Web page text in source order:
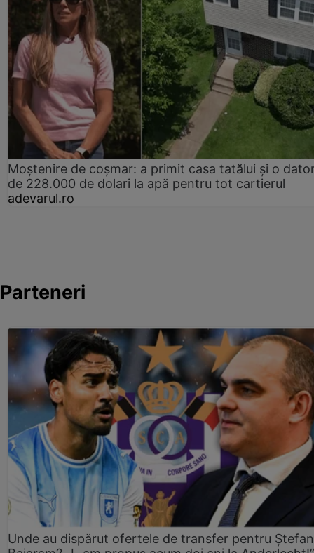
Moștenire de coșmar: a primit casa tatălui și o
de 228.000 de dolari la apă pentru tot cartierul
adevarul.ro
Parteneri
Unde au dispărut ofertele de transfer pentru Ștefan